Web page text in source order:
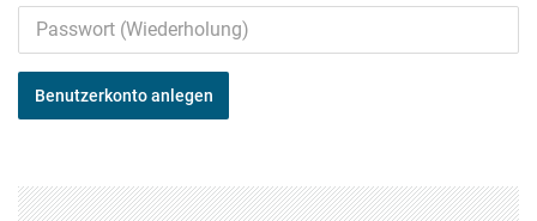
Benutzerkonto anlegen